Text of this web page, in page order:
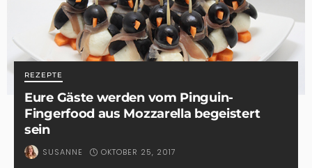
REZEPTE
Eure Gäste werden vom Pinguin-
Fingerfood aus Mozzarella begeistert
sein
SUSANNE OKTOBER 25, 2017